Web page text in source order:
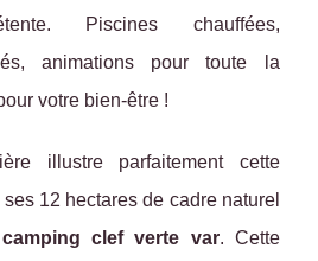
Piscines chauffées,
animations pour toute la
votre bien-être !
illustre parfaitement cette
12 hectares de cadre naturel
camping clef verte var. Cette